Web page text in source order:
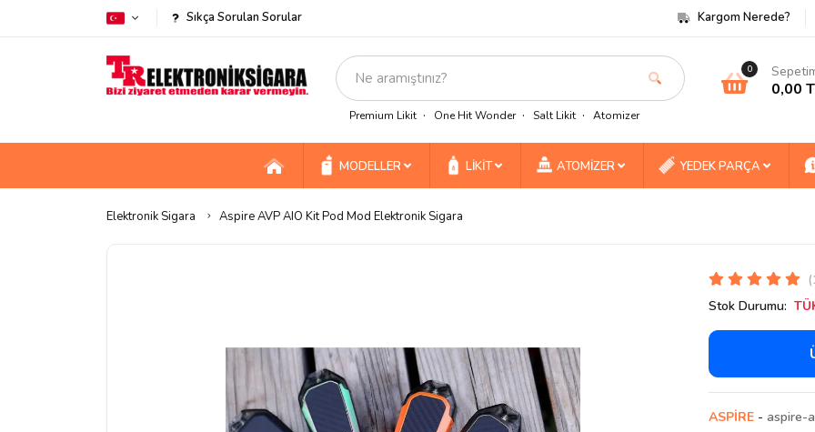
Sıkça Sorulan Sorular Kargom Nerede?
Premium Likit One Hit Wonder Salt Likit Atomizer
0
0,00
MODELLER LİKİT ATOMİZER YEDEK PARÇA
Elektronik Sigara Aspire AVP AIO Kit Pod Mod Elektronik Sigara
Stok Durumu:
ASPİRE- aspire-